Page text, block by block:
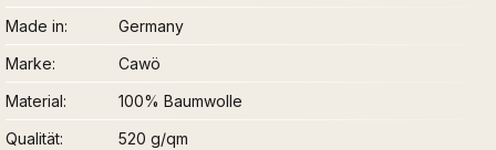
Made in
Germany
Marke
Cawö
Material
100% Baumwolle
Qualität
520 g/qm